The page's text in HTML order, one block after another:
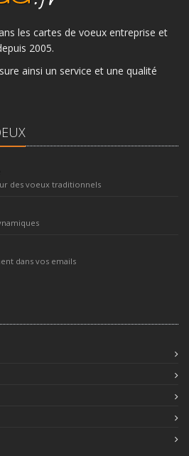
les cartes de voeux entreprise et
2005.
ainsi un service et une qualité
des voeux traditionnels
dans vos emails